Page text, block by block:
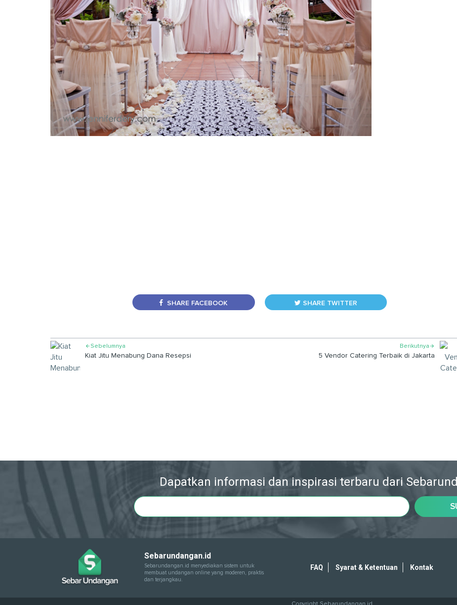
SHARE FACEBOOK SHARE TWITTER
Sebelumnya
Kiat Jitu Menabung Dana Resepsi
Berikutnya
5 Vendor Catering Terbaik di Jakarta
Dapatkan informasi dan inspirasi terbaru dari
Sebarundangan.id
Sebarundangan.id menyediakan sistem untuk
membuat undangan online yang moderen, praktis
dan terjangkau.
FAQ Syarat & Ketentuan Kontak